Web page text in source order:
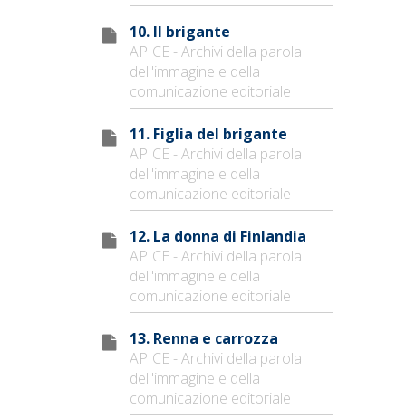
10. Il brigante
APICE - Archivi della parola
dell'immagine e della
comunicazione editoriale
11. Figlia del brigante
APICE - Archivi della parola
dell'immagine e della
comunicazione editoriale
12. La donna di Finlandia
APICE - Archivi della parola
dell'immagine e della
comunicazione editoriale
13. Renna e carrozza
APICE - Archivi della parola
dell'immagine e della
comunicazione editoriale